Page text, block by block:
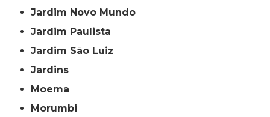
Jardim Novo Mundo
Jardim Paulista
Jardim São Luiz
Jardins
Moema
Morumbi